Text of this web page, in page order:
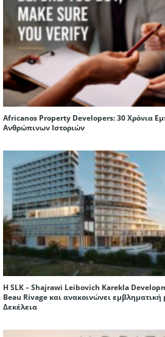
Africanos Property Developers: 30 Χρόνια
Ανθρώπινων Ιστοριών
Η SLK – Shajrawi Leibovich Karekla
Beau Rivage και ανακοινώνει
Δεκέλεια